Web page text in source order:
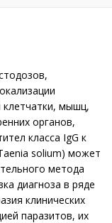
мышц,
органов,
класса IgG к
solium) может
метода
диагноза в ряде
клинических
паразитов, их